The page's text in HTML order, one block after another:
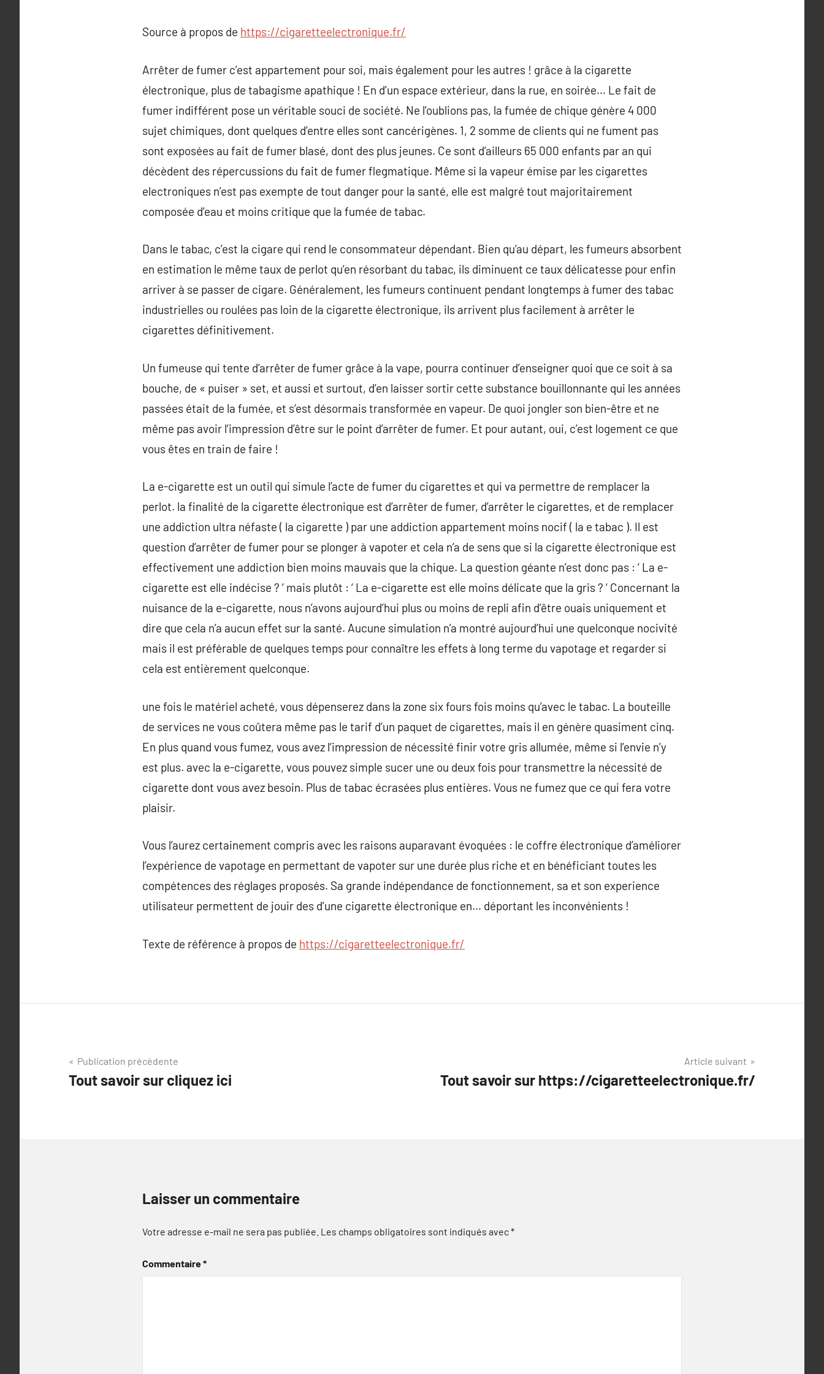
Source à propos de https://cigaretteelectronique.fr/
Arrêter de fumer c’est appartement pour soi, mais également pour les autres ! grâce à la cigarette
électronique, plus de tabagisme apathique ! En d’un espace extérieur, dans la rue, en soirée… Le fait de
fumer indifférent pose un véritable souci de société. Ne l’oublions pas, la fumée de chique génère 4 000
sujet chimiques, dont quelques d’entre elles sont cancérigènes. 1, 2 somme de clients qui ne fument pas
sont exposées au fait de fumer blasé, dont des plus jeunes. Ce sont d’ailleurs 65 000 enfants par an qui
décèdent des répercussions du fait de fumer flegmatique. Même si la vapeur émise par les cigarettes
electroniques n’est pas exempte de tout danger pour la santé, elle est malgré tout majoritairement
composée d’eau et moins critique que la fumée de tabac.
Dans le tabac, c’est la cigare qui rend le consommateur dépendant. Bien qu’au départ, les fumeurs absorbent
en estimation le même taux de perlot qu’en résorbant du tabac, ils diminuent ce taux délicatesse pour enfin
arriver à se passer de cigare. Généralement, les fumeurs continuent pendant longtemps à fumer des tabac
industrielles ou roulées pas loin de la cigarette électronique, ils arrivent plus facilement à arrêter le
cigarettes définitivement.
Un fumeuse qui tente d’arrêter de fumer grâce à la vape, pourra continuer d’enseigner quoi que ce soit à sa
bouche, de « puiser » set, et aussi et surtout, d’en laisser sortir cette substance bouillonnante qui les années
passées était de la fumée, et s’est désormais transformée en vapeur. De quoi jongler son bien-être et ne
même pas avoir l’impression d’être sur le point d’arrêter de fumer. Et pour autant, oui, c’est logement ce que
vous êtes en train de faire !
La e-cigarette est un outil qui simule l’acte de fumer du cigarettes et qui va permettre de remplacer la
perlot. la finalité de la cigarette électronique est d’arrêter de fumer, d’arrêter le cigarettes, et de remplacer
une addiction ultra néfaste ( la cigarette ) par une addiction appartement moins nocif ( la e tabac ). Il est
question d’arrêter de fumer pour se plonger à vapoter et cela n’a de sens que si la cigarette électronique est
effectivement une addiction bien moins mauvais que la chique. La question géante n’est donc pas : ‘ La e-
cigarette est elle indécise ? ‘ mais plutôt : ‘ La e-cigarette est elle moins délicate que la gris ? ‘ Concernant la
nuisance de la e-cigarette, nous n’avons aujourd’hui plus ou moins de repli afin d’être ouais uniquement et
dire que cela n’a aucun effet sur la santé. Aucune simulation n’a montré aujourd’hui une quelconque nocivité
mais il est préférable de quelques temps pour connaître les effets à long terme du vapotage et regarder si
cela est entièrement quelconque.
une fois le matériel acheté, vous dépenserez dans la zone six fours fois moins qu’avec le tabac. La bouteille
de services ne vous coûtera même pas le tarif d’un paquet de cigarettes, mais il en génère quasiment cinq.
En plus quand vous fumez, vous avez l’impression de nécessité finir votre gris allumée, même si l’envie n’y
est plus. avec la e-cigarette, vous pouvez simple sucer une ou deux fois pour transmettre la nécessité de
cigarette dont vous avez besoin. Plus de tabac écrasées plus entières. Vous ne fumez que ce qui fera votre
plaisir.
Vous l’aurez certainement compris avec les raisons auparavant évoquées : le coffre électronique d’améliorer
l’expérience de vapotage en permettant de vapoter sur une durée plus riche et en bénéficiant toutes les
compétences des réglages proposés. Sa grande indépendance de fonctionnement, sa et son experience
utilisateur permettent de jouir des d’une cigarette électronique en… déportant les inconvénients !
Texte de référence à propos de https://cigaretteelectronique.fr/
Navigation
de
Publication précédente
Tout savoir sur cliquez ici
Article suivant
Tout savoir sur https://cigaretteelectronique.fr/
Laisser un commentaire
Votre adresse e-mail ne sera pas publiée. Les champs obligatoires sont indiqués avec*
Commentaire*